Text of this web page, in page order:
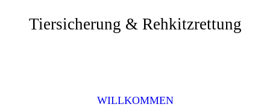
Tiersicherung & Rehkitzrettung
WILLKOMMEN